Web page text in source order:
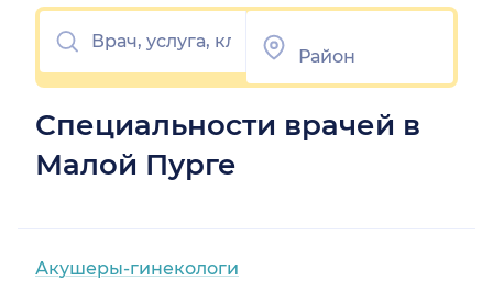
Специальности врачей в
Малой Пурге
Акушеры-гинекологи